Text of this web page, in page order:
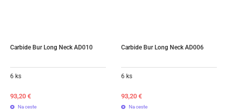
Carbide Bur Long Neck AD010
6 ks
93,20 €
Na ceste
Carbide Bur Long Neck AD006
6 ks
93,20 €
Na ceste